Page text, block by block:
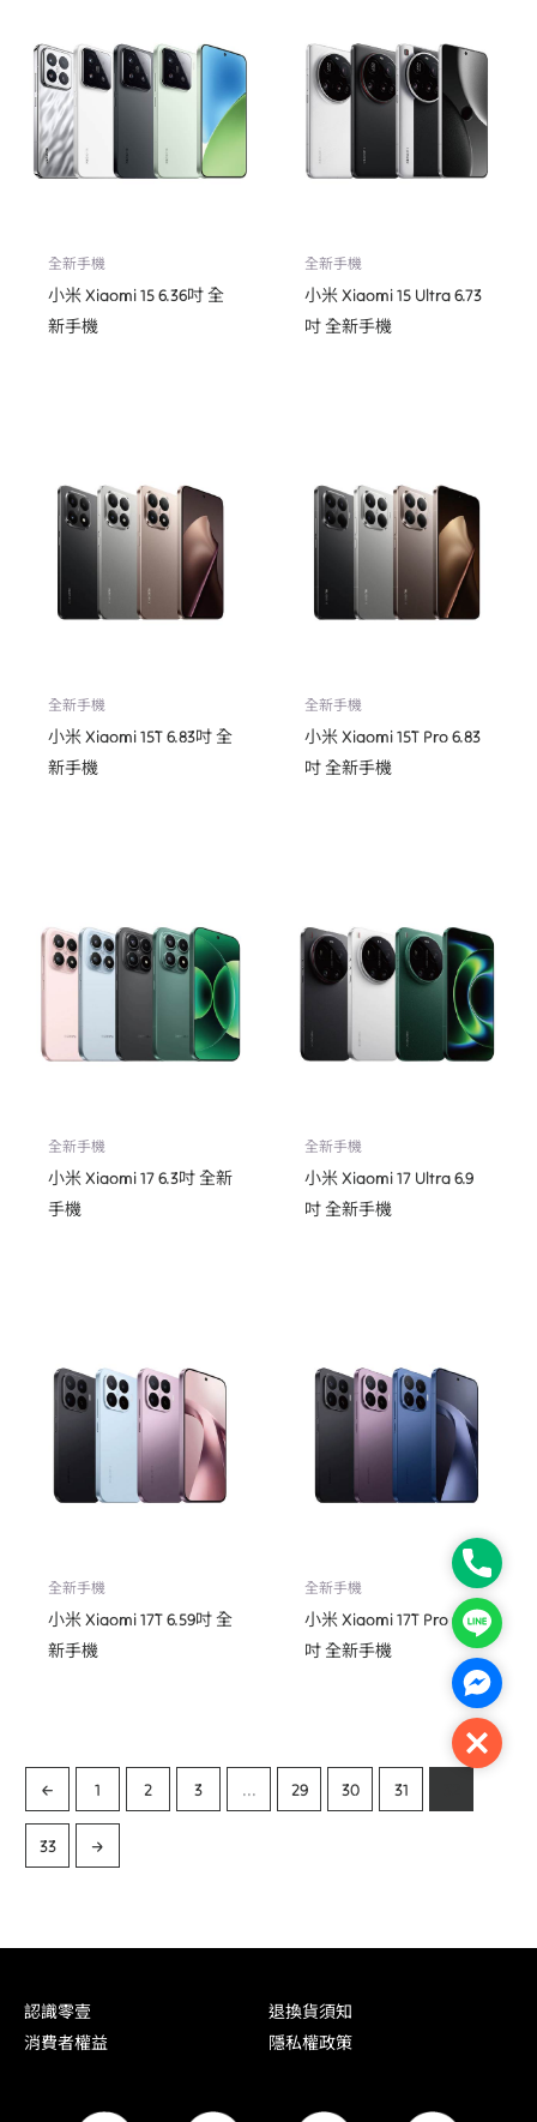
全新手機
小米 Xiaomi 15 6.36吋 全
新手機
全新手機
小米 Xiaomi 15 Ultra 6.73
吋 全新手機
全新手機
小米 Xiaomi 15T 6.83吋 全
新手機
全新手機
小米 Xiaomi 15T Pro 6.83
吋 全新手機
全新手機
小米 Xiaomi 17 6.3吋 全新
手機
全新手機
小米 Xiaomi 17 Ultra 6.9
吋 全新手機
全新手機
小米 Xiaomi 17T 6.59吋 全
新手機
全新手機
小米 Xiaomi 17T Pro 6.83
吋 全新手機
← 1 2 3 ... 29 30 31
33 →
認識零壹
退換貨須知
消費者權益
隱私權政策
Phone
Line
Close